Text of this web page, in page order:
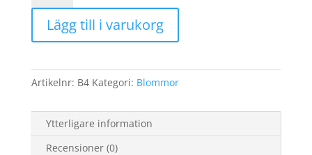
Lägg till i varukorg
Artikelnr: B4 Kategori: Blommor
Ytterligare information
Recensioner (0)